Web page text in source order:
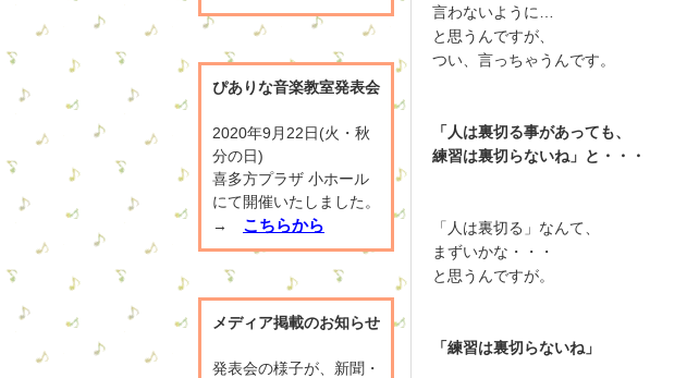
言わないように…
と思うんですが、
つい、言っちゃうんです。
「人は裏切る事があっても、
練習は裏切らないね」と・・・
「人は裏切る」なんて、
まずいかな・・・
と思うんですが。
「練習は裏切らないね」
ぴありな音楽教室発表会
2020年9月22日(火・秋
分の日)
喜多方プラザ 小ホール
にて開催いたしました。
→ こちらから
メディア掲載のお知らせ
発表会の様子が、新聞・